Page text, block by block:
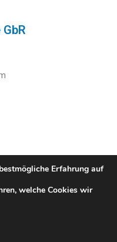
Erfahrung auf
welche Cookies wir